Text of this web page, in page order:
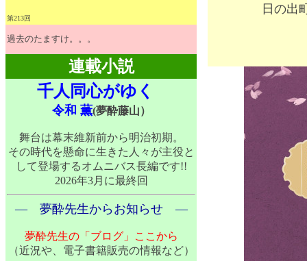
第213回
過去のたますけ。。。
連載小説
千人同心がゆく
令和 薫(夢酔藤山）
舞台は幕末維新前から明治初期。
その時代を懸命に生きた人々が主役と
して登場するオムニバス長編です!!
2026年3月に最終回
― 夢酔先生からお知らせ ―
夢酔先生の「ブログ」ここから
（近況や、電子書籍販売の情報など）
日の出